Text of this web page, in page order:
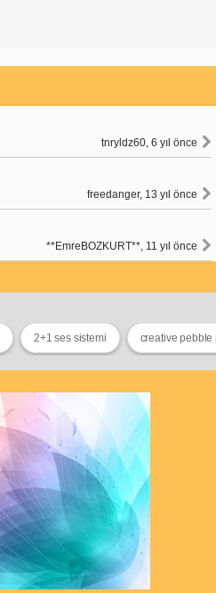
tnryldz60, 6 yıl önce
freedanger, 13 yıl önce
**EmreBOZKURT**, 11 yıl önce
2+1 ses sistemi creative pebble